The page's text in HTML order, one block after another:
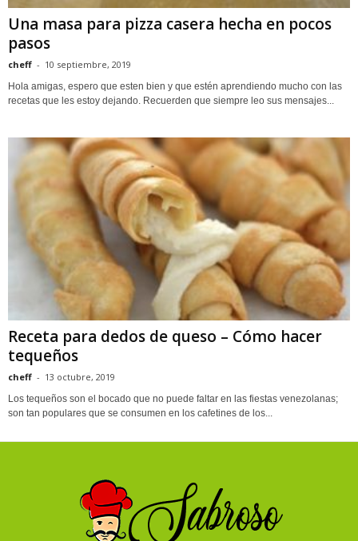
Una masa para pizza casera hecha en pocos
pasos
cheff - 10 septiembre, 2019
Hola amigas, espero que esten bien y que estén aprendiendo mucho con las
recetas que les estoy dejando. Recuerden que siempre leo sus mensajes...
Receta para dedos de queso – Cómo hacer
tequeños
cheff - 13 octubre, 2019
Los tequeños son el bocado que no puede faltar en las fiestas venezolanas;
son tan populares que se consumen en los cafetines de los...